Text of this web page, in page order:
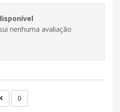
nenhuma avaliação
0